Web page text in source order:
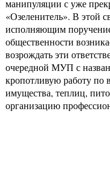
манипуляции с уже
«Озеленитель». В этой
исполняющим
общественности
возрождать эти
очередной МУП с
кропотливую работу по
имущества, теплиц,
организацию